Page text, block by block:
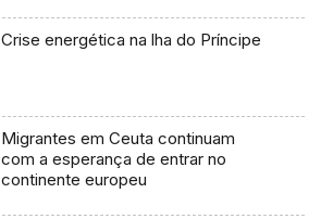
Crise energética na lha do Príncipe
Migrantes em Ceuta continuam
com a esperança de entrar no
continente europeu